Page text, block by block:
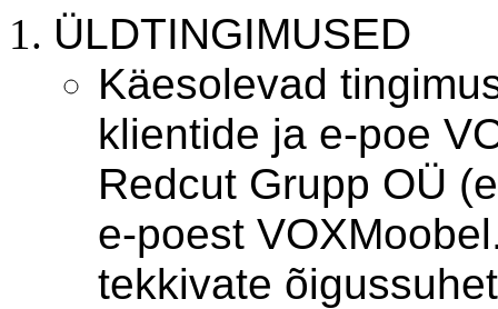
ÜLDTINGIMUSED
Käesolevad
klientide ja e-poe
Redcut Grupp OÜ
e-poest
tekkivate